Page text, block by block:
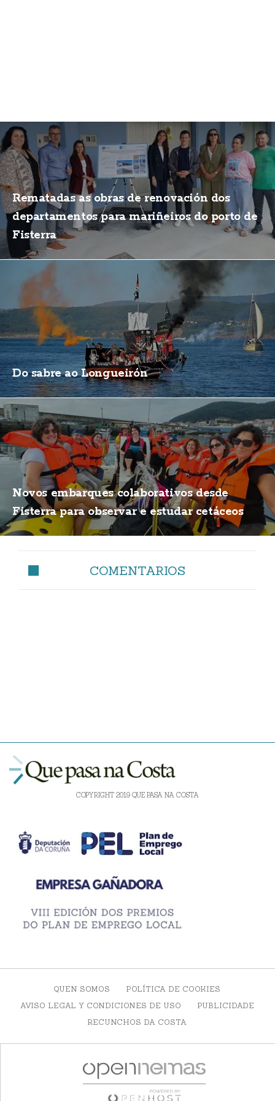
Rematadas as obras de renovación dos
departamentos para mariñeiros do porto de
Fisterra
Do sabre ao Longueirón
Novos embarques colaborativos desde
Fisterra para observar e estudar cetáceos
COMENTARIOS
COPYRIGHT 2019 QUE PASA NA COSTA
QUEN SOMOS
POLÍTICA DE COOKIES
AVISO LEGAL Y CONDICIONES DE USO
PUBLICIDADE
RECUNCHOS DA COSTA